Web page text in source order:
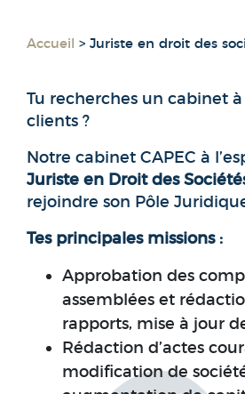
Accueil > Juriste en droit des
Tu recherches un cabinet
clients ?
Notre cabinet CAPEC à
Juriste en Droit des
rejoindre son Pôle
Tes principales missions :
Approbation des
assemblées et
rapports, mise à jour
Rédaction d’actes
modification de